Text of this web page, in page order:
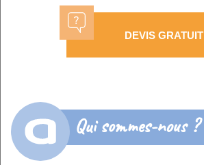
DEVIS GRATUIT
Qui sommes-nous ?